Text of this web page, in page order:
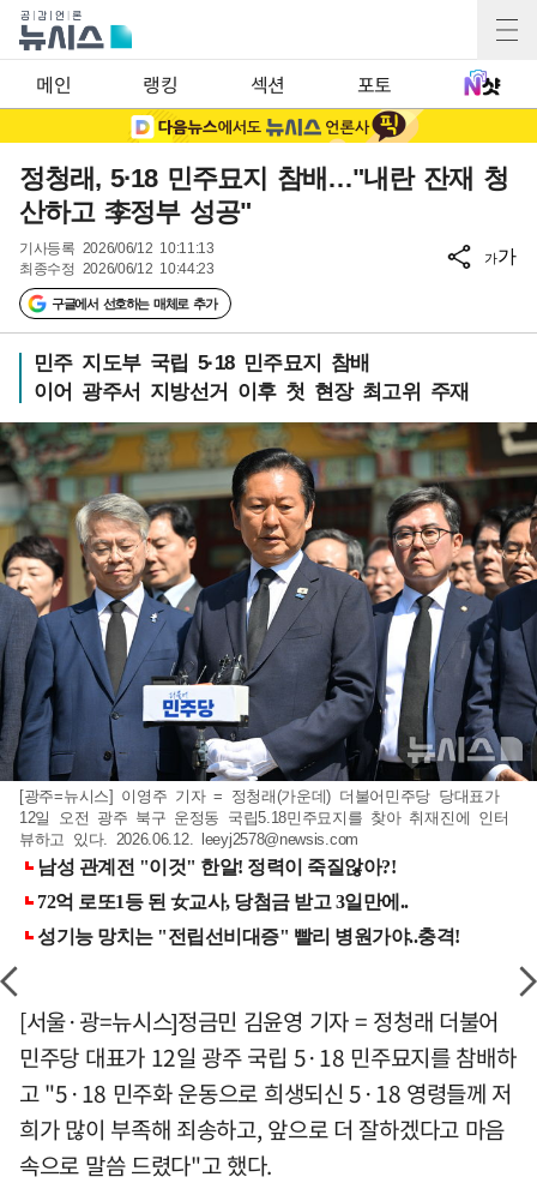
메인 랭킹 섹션 포토
정청래, 5·18 민주묘지 참배…"내란 잔재 청
산하고 李정부 성공"
기사등록 2026/06/12 10:11:13
최종수정 2026/06/12 10:44:23
구글에서 선호하는 매체로 추가
가가
민주 지도부 국립 5·18 민주묘지 참배
이어 광주서 지방선거 이후 첫 현장 최고위 주재
[광주=뉴시스] 이영주 기자 = 정청래(가운데) 더불어민주당 당대표가
12일 오전 광주 북구 운정동 국립5.18민주묘지를 찾아 취재진에 인터
뷰하고 있다. 2026.06.12. leeyj2578@newsis.com
[서울·광=뉴시스]정금민 김윤영 기자 = 정청래 더불어
민주당 대표가 12일 광주 국립 5·18 민주묘지를 참배하
고 "5·18 민주화 운동으로 희생되신 5·18 영령들께 저
희가 많이 부족해 죄송하고, 앞으로 더 잘하겠다고 마음
속으로 말씀 드렸다"고 했다.